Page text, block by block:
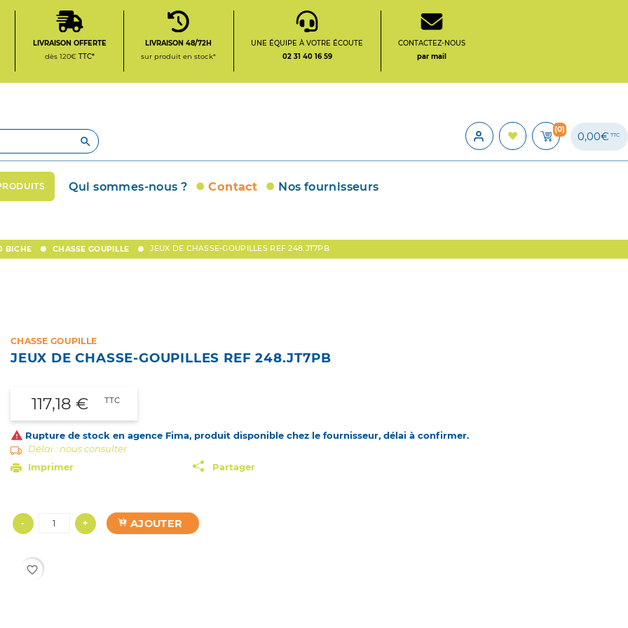
LIVRAISON OFFERTE
dès 120€ TTC*
LIVRAISON 48/72H
sur produit en stock*
UNE ÉQUIPE À VOTRE ÉCOUTE
02 31 40 16 59
CONTACTEZ-NOUS
par mail

(0)
0,00€TTC
Qui sommes-nous ? Contact Nos fournisseurs
BICHE CHASSE GOUPILLE JEUX DE CHASSE-GOUPILLES REF 248.JT7PB
CHASSE GOUPILLE
JEUX DE CHASSE-GOUPILLES REF 248.JT7PB
117,18 € TTC
 Rupture de stock en agence Fima, produit disponible chez le fournisseur, délai à confirmer.
Délai : nous consulter
Imprimer
Partager
- + AJOUTER
favorite_border